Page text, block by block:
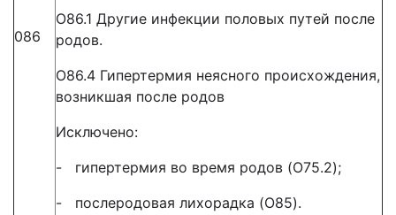
086
O86.1 Другие инфекции половых путей после
родов.
O86.4 Гипертермия неясного происхождения,
возникшая после родов
Исключено:
- гипертермия во время родов (O75.2);
- послеродовая лихорадка (O85).